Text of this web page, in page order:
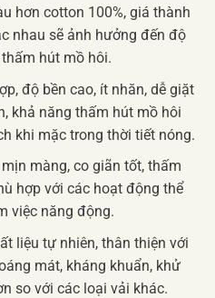
hơn cotton 100%, giá thành
nhau sẽ ảnh hưởng đến độ
hút mồ hôi.
độ bền cao, ít nhăn, dễ giặt
khả năng thấm hút mồ hôi
khi mặc trong thời tiết nóng.
màng, co giãn tốt, thấm
hợp với các hoạt động thể
việc năng động.
liệu tự nhiên, thân thiện với
mát, kháng khuẩn, khử
so với các loại vải khác.